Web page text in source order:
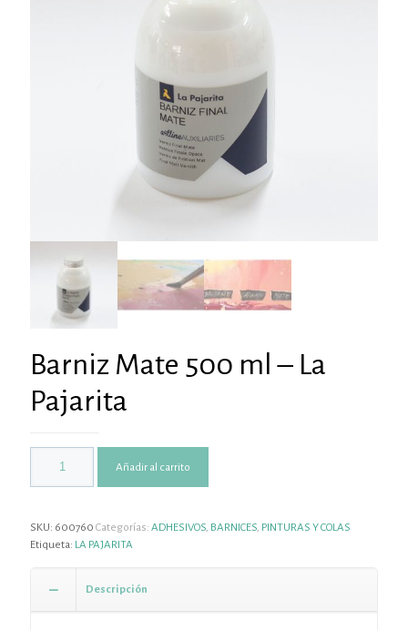
Barniz Mate 500 ml – La
Pajarita
Añadir al carrito
SKU: 600760 Categorías: ADHESIVOS BARNICES PINTURAS Y COLAS
Etiqueta: LA PAJARITA
Descripción